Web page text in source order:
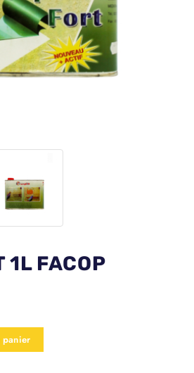
1L FACOP